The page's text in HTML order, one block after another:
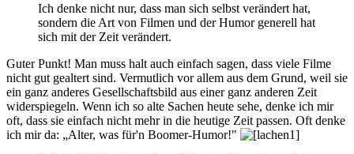
Ich denke nicht nur, dass man sich selbst verändert hat,
sondern die Art von Filmen und der Humor generell hat
sich mit der Zeit verändert.
Guter Punkt! Man muss halt auch einfach sagen, dass viele Filme
nicht gut gealtert sind. Vermutlich vor allem aus dem Grund, weil sie
ein ganz anderes Gesellschaftsbild aus einer ganz anderen Zeit
widerspiegeln. Wenn ich so alte Sachen heute sehe, denke ich mir
oft, dass sie einfach nicht mehr in die heutige Zeit passen. Oft denke
ich mir da: „Alter, was für'n Boomer-Humor!"